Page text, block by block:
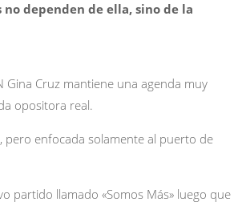
dependen de ella, sino de la
Gina Cruz mantiene una agenda muy
opositora real.
enfocada solamente al puerto de
partido llamado «Somos Más» luego que